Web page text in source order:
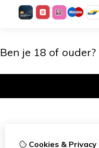
Cookies & Privacy
Ben je 18 of ouder?